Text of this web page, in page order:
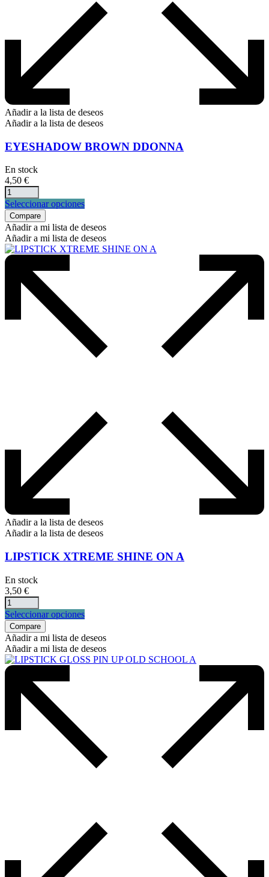
Añadir a la lista de deseos
Añadir a la lista de deseos
EYESHADOW BROWN DDONNA
En stock
4,50 €
Seleccionar opcionesEste
tiene
múltiples
variantes.
la
página
de
producto
Compare
Añadir a mi lista de deseos
Añadir a mi lista de deseos
Añadir a la lista de deseos
Añadir a la lista de deseos
LIPSTICK XTREME SHINE ON A
En stock
3,50 €
Seleccionar opcionesEste
tiene
múltiples
variantes.
la
página
de
producto
Compare
Añadir a mi lista de deseos
Añadir a mi lista de deseos